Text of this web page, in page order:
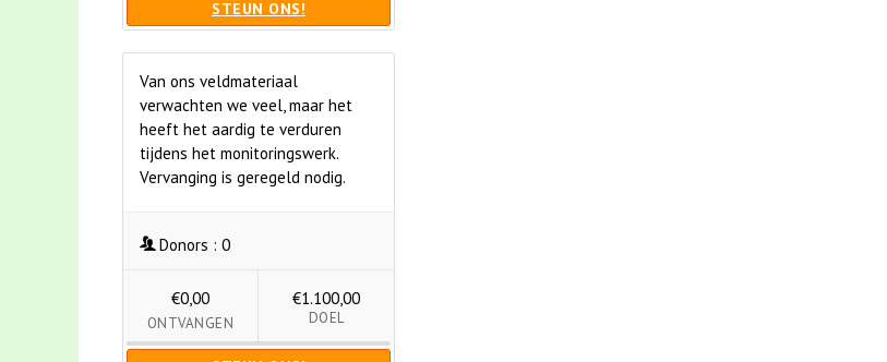
STEUN ONS!
Van ons veldmateriaal
verwachten we veel, maar het
heeft het aardig te verduren
tijdens het monitoringswerk.
Vervanging is geregeld nodig.
Donors : 0
€0,00
ONTVANGEN
€1.100,00
DOEL